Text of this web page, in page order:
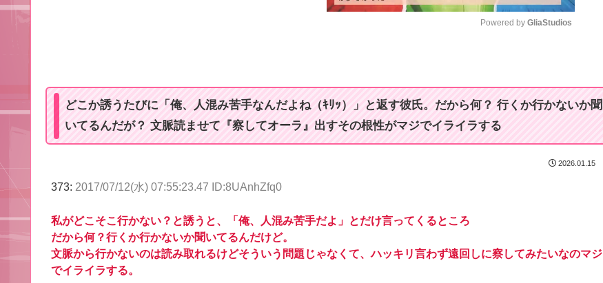
t
Powered by GliaStudios
どこか誘うたびに「俺、人混み苦手なんだよね（ｷﾘｯ）」と返す彼氏。だから何？ 行くか行かないか聞
いてるんだが？ 文脈読ませて『察してオーラ』出すその根性がマジでイライラする
2026.01.15
373: 2017/07/12(水) 07:55:23.47 ID:8UAnhZfq0
私がどこそこ行かない？と誘うと、「俺、人混み苦手だよ」とだけ言ってくるところ
だから何？行くか行かないか聞いてるんだけど。
文脈から行かないのは読み取れるけどそういう問題じゃなくて、ハッキリ言わず遠回しに察してみたいなのマジ
でイライラする。